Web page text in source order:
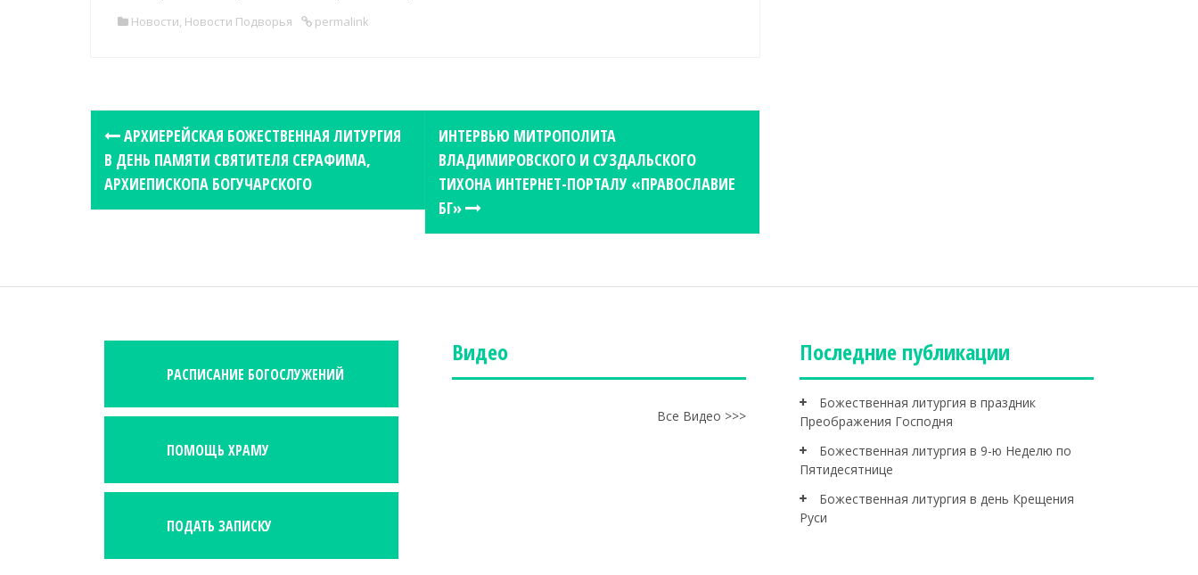
Новости, Новости Подворья permalink
t
v
АРХИЕРЕЙСКАЯ БОЖЕСТВЕННАЯ ЛИТУРГИЯ
В ДЕНЬ ПАМЯТИ СВЯТИТЕЛЯ СЕРАФИМА,
АРХИЕПИСКОПА БОГУЧАРСКОГО
ИНТЕРВЬЮ МИТРОПОЛИТА
ВЛАДИМИРОВСКОГО И СУЗДАЛЬСКОГО
ТИХОНА ИНТЕРНЕТ-ПОРТАЛУ «ПРАВОСЛАВИЕ
БГ»
РАСПИСАНИЕ БОГОСЛУЖЕНИЙ
ПОМОЩЬ ХРАМУ
ПОДАТЬ ЗАПИСКУ
Видео
Все Видео >>>
Последние публикации
Божественная литургия в праздник
Преображения Господня
Божественная литургия в 9-ю Неделю по
Пятидесятнице
Божественная литургия в день Крещения
Руси